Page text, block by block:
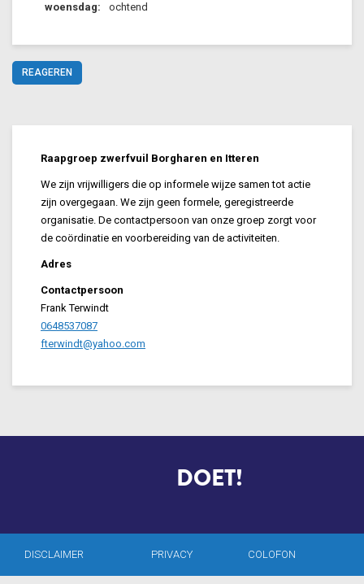
woensdag: ochtend
REAGEREN
Raapgroep zwerfvuil Borgharen en Itteren
We zijn vrijwilligers die op informele wijze samen tot actie
zijn overgegaan. We zijn geen formele, geregistreerde
organisatie. De contactpersoon van onze groep zorgt voor
de coördinatie en voorbereiding van de activiteiten.
Adres
Contactpersoon
Frank Terwindt
0648537087
fterwindt@yahoo.com
MARGRIETDOET!
DISCLAIMER PRIVACY COLOFON